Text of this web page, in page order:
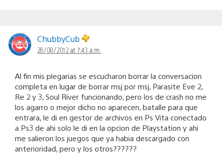
ChubbyCub
28/08/2012 at 7:43 a.m.
Al fin mis plegarias se escucharon borrar la conversacion
completa en lugar de borrar msj por msj, Parasite Eve 2,
Re 2 y 3, Soul River funcionando, pero los de crash no me
los agarro o mejor dicho no aparecen, batalle para que
entrara, le di en gestor de archivos en Ps Vita conectado
a Ps3 de ahi solo le di en la opcion de Playstation y ahi
me salieron los juegos que ya habia descargado con
anterioridad, pero y los otros??????